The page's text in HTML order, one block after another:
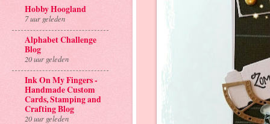
Hobby Hoogland
7 uur geleden
Alphabet Challenge
Blog
20 uur geleden
Ink On My Fingers -
Handmade Custom
Cards, Stamping and
Crafting Blog
20 uur geleden